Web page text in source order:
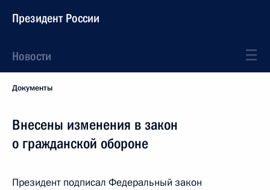
Президент России
Новости
Документы
Внесены изменения в закон
о гражданской обороне
Президент подписал Федеральный закон